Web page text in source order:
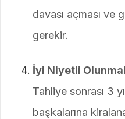
davası açması ve
gerekir.
İyi Niyetli
Tahliye sonrası 3
başkalarına